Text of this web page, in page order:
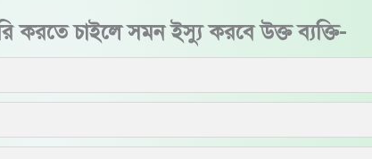
করতে চাইলে সমন ইস্যু করবে উক্ত ব্যক্তি-